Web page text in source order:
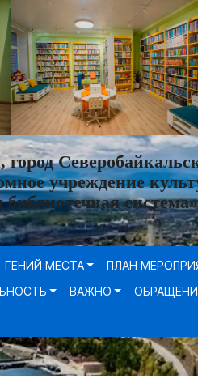
город
учреждение
система»
ГЕНИЙ МЕСТА
ПЛАН
ВАЖНО